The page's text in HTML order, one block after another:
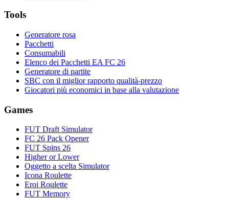
Tools
Generatore rosa
Pacchetti
Consumabili
Elenco dei Pacchetti EA FC 26
Generatore di partite
SBC con il miglior rapporto qualità-prezzo
Giocatori più economici in base alla valutazione
Games
FUT Draft Simulator
FC 26 Pack Opener
FUT Spins 26
Higher or Lower
Oggetto a scelta Simulator
Icona Roulette
Eroi Roulette
FUT Memory